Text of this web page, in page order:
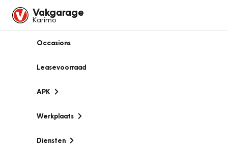
Vakgarage
Karimo
Occasions
Leasevoorraad
APK
Werkplaats
Diensten